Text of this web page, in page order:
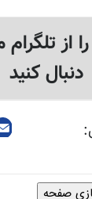
از
دنبال کنید
صفحه